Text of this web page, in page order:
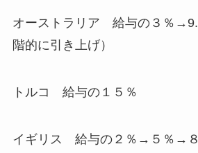
オーストラリア 給与の３％
階的に引き上げ）
トルコ 給与の１５％
イギリス 給与の２％→５％→８